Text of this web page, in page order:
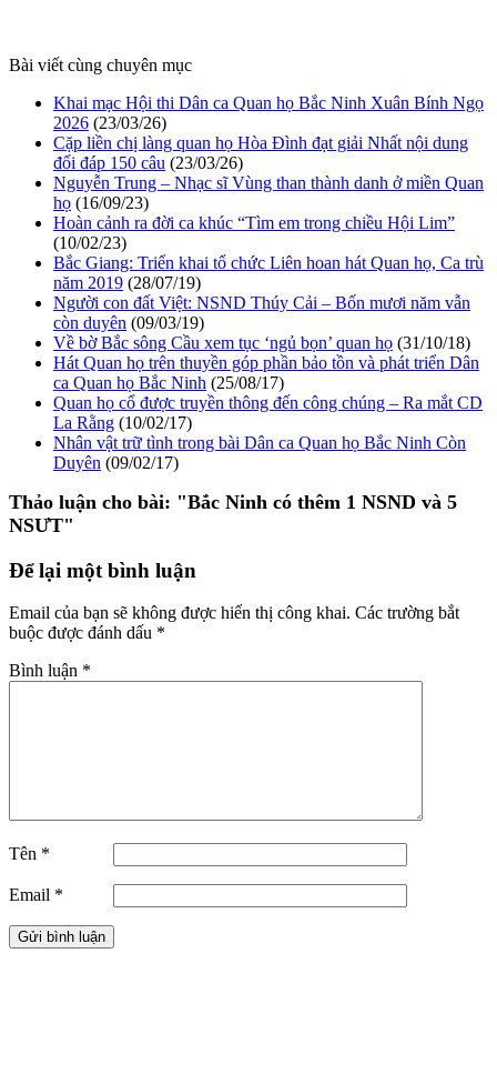
Bài viết cùng chuyên mục
Khai mạc Hội thi Dân ca Quan họ Bắc Ninh Xuân Bính Ngọ
2026 (23/03/26)
Cặp liền chị làng quan họ Hòa Đình đạt giải Nhất nội dung
đối đáp 150 câu (23/03/26)
Nguyễn Trung – Nhạc sĩ Vùng than thành danh ở miền Quan
họ (16/09/23)
Hoàn cảnh ra đời ca khúc “Tìm em trong chiều Hội Lim”
(10/02/23)
Bắc Giang: Triển khai tổ chức Liên hoan hát Quan họ, Ca trù
năm 2019 (28/07/19)
Người con đất Việt: NSND Thúy Cải – Bốn mươi năm vẫn
còn duyên (09/03/19)
Về bờ Bắc sông Cầu xem tục ‘ngủ bọn’ quan họ (31/10/18)
Hát Quan họ trên thuyền góp phần bảo tồn và phát triển Dân
ca Quan họ Bắc Ninh (25/08/17)
Quan họ cổ được truyền thông đến công chúng – Ra mắt CD
La Rằng (10/02/17)
Nhân vật trữ tình trong bài Dân ca Quan họ Bắc Ninh Còn
Duyên (09/02/17)
Thảo luận cho bài: "Bắc Ninh có thêm 1 NSND và 5
NSƯT"
Để lại một bình luận
Email của bạn sẽ không được hiển thị công khai. Các trường bắt
buộc được đánh dấu *
Bình luận *
Tên *
Email *